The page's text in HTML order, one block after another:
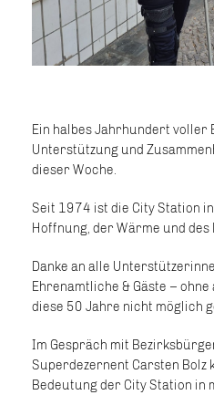
Ein halbes Jahrhundert voller
Unterstützung und
dieser Woche.
Seit 1974 ist die City Station
Hoffnung, der Wärme und
Danke an alle
Ehrenamtliche & Gäste –
diese 50 Jahre nicht möglich
Im Gespräch mit
Superdezernent Carsten Bolz
Bedeutung der City Station in